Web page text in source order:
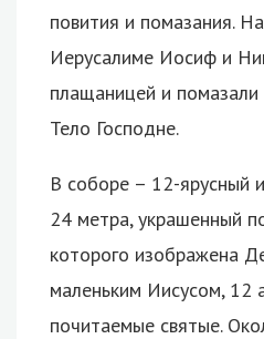
повития и помазания.
Иерусалиме Иосиф и
плащаницей и помазали
Тело Господне.
В соборе – 12-ярусный
24 метра, украшенный
которого изображена
маленьким Иисусом, 12
почитаемые святые.